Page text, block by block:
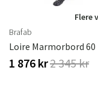
Flere
Brafab
Loire Marmorbord
1 876 kr2 345 kr